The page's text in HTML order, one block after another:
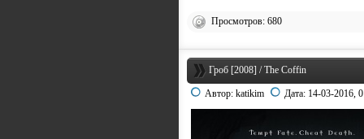
Просмотров: 680
Гроб [2008] / The Coffin
Автор: katikim Дата: 14-03-2016,